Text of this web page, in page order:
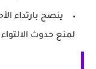
ينصح بارتداء
لمنع حدوث